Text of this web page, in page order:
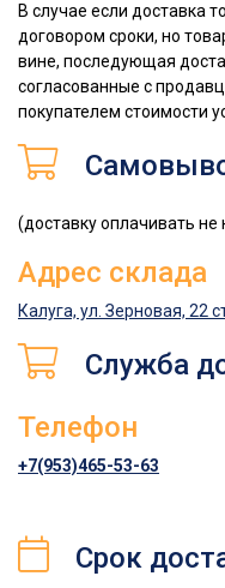
В случае если доставка
договором сроки, но
вине, последующая
согласованные с
покупателем стоимости
(доставку оплачивать не
Адрес склада
Калуга, ул. Зерновая, 22
Служба
Телефон
+7(953)465-53-63
Срок